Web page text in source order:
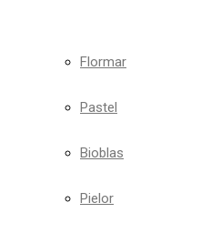
Flormar
Pastel
Bioblas
Pielor